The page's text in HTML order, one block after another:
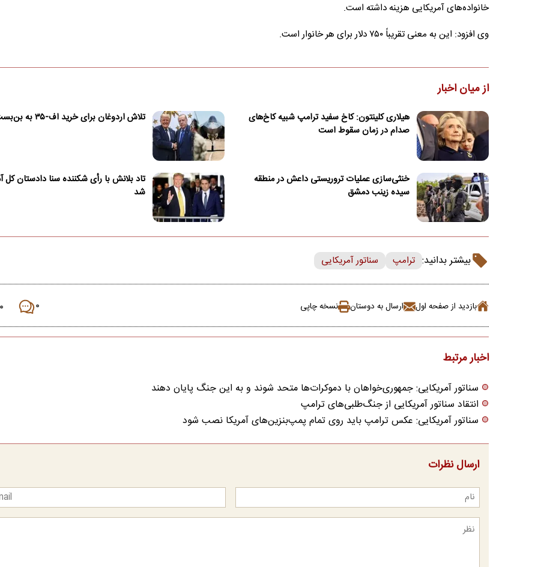
خانواده‌های آمریکایی هزینه داشته است.
وی افزود: این به معنی تقریباً ۷۵۰ دلار برای هر خانوار است.
از میان اخبار
هیلاری کلینتون: کاخ سفید ترامپ شبیه کاخ‌های
صدام در زمان سقوط است
تلاش اردوغان برای خرید اف-۳۵ به بن‌بست خورد
خنثی‌سازی عملیات تروریستی داعش در منطقه
سیده زینب دمشق
تاد بلانش با رأی شکننده سنا دادستان کل
شد
بیشتر بدانید: ترامپ سناتور آمریکایی
بازدید از صفحه اول ارسال به دوستان نسخه چاپی ۰ ۰
اخبار مرتبط
سناتور آمریکایی: جمهوری‌خواهان با دموکرات‌ها متحد شوند و به این جنگ پایان دهند
انتقاد سناتور آمریکایی از جنگ‌طلبی‌های ترامپ
سناتور آمریکایی: عکس ترامپ باید روی تمام پمپ‌بنزین‌های آمریکا نصب شود
ارسال نظرات